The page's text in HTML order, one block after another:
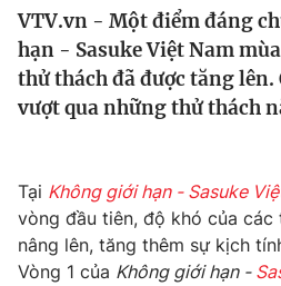
Thế giới
Tin tức
Câu chuyện quốc tế
Tài chính
Thị trường
Góc doanh nghiệp
Dữ liệu và đời sống
Truyền hình
VTV.vn - Một điểm đáng
hạn - Sasuke Việt Nam
thử thách đã được tăng lên.
vượt qua những thử thách
Tại Không giới hạn - Sasuke
vòng đầu tiên, độ khó của
nâng lên, tăng thêm sự kịch
Vòng 1 của Không giới hạn -